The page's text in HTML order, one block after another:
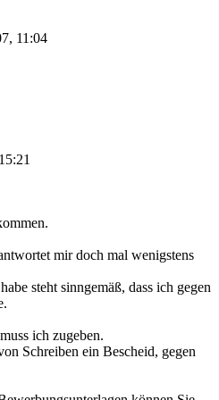
11:04
mir doch mal wenigstens
steht sinngemäß, dass ich gegen
ich zugeben.
Schreiben ein Bescheid, gegen